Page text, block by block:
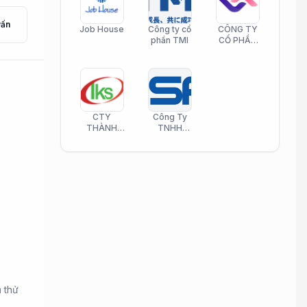
thử
Job House
Công ty cổ
phần TMI
CÔNG TY
CỔ PHẦN
CTY
THÀNH
PHAMATECH
Công Ty
TNHH
Phần Mềm